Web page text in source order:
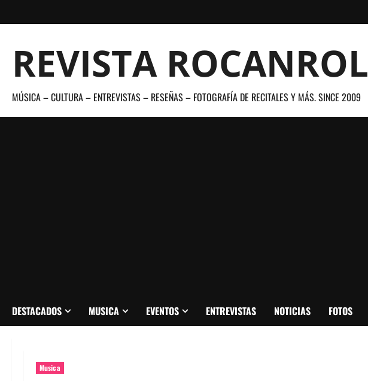
al
REVISTA ROCANROL
MÚSICA – CULTURA – ENTREVISTAS – RESEÑAS – FOTOGRAFÍA DE RECITALES Y MÁS. SINCE 2009
DESTACADOS MUSICA EVENTOS ENTREVISTAS NOTICIAS FOTOS
Musica